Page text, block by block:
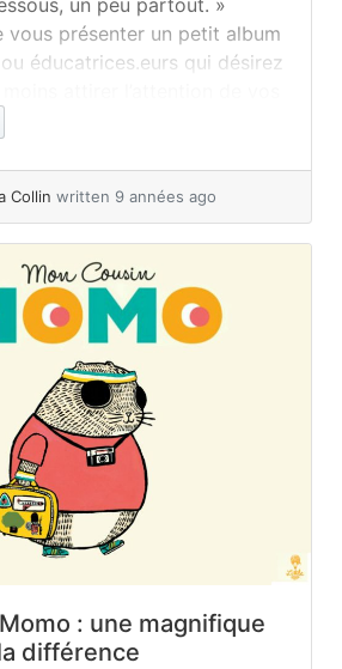
un peu partout. »
vous présenter un petit album
éducatrices.eurs qui désirez
concepts spatiaux suivants :
more
Collin written 9 années ago
: une magnifique
différence